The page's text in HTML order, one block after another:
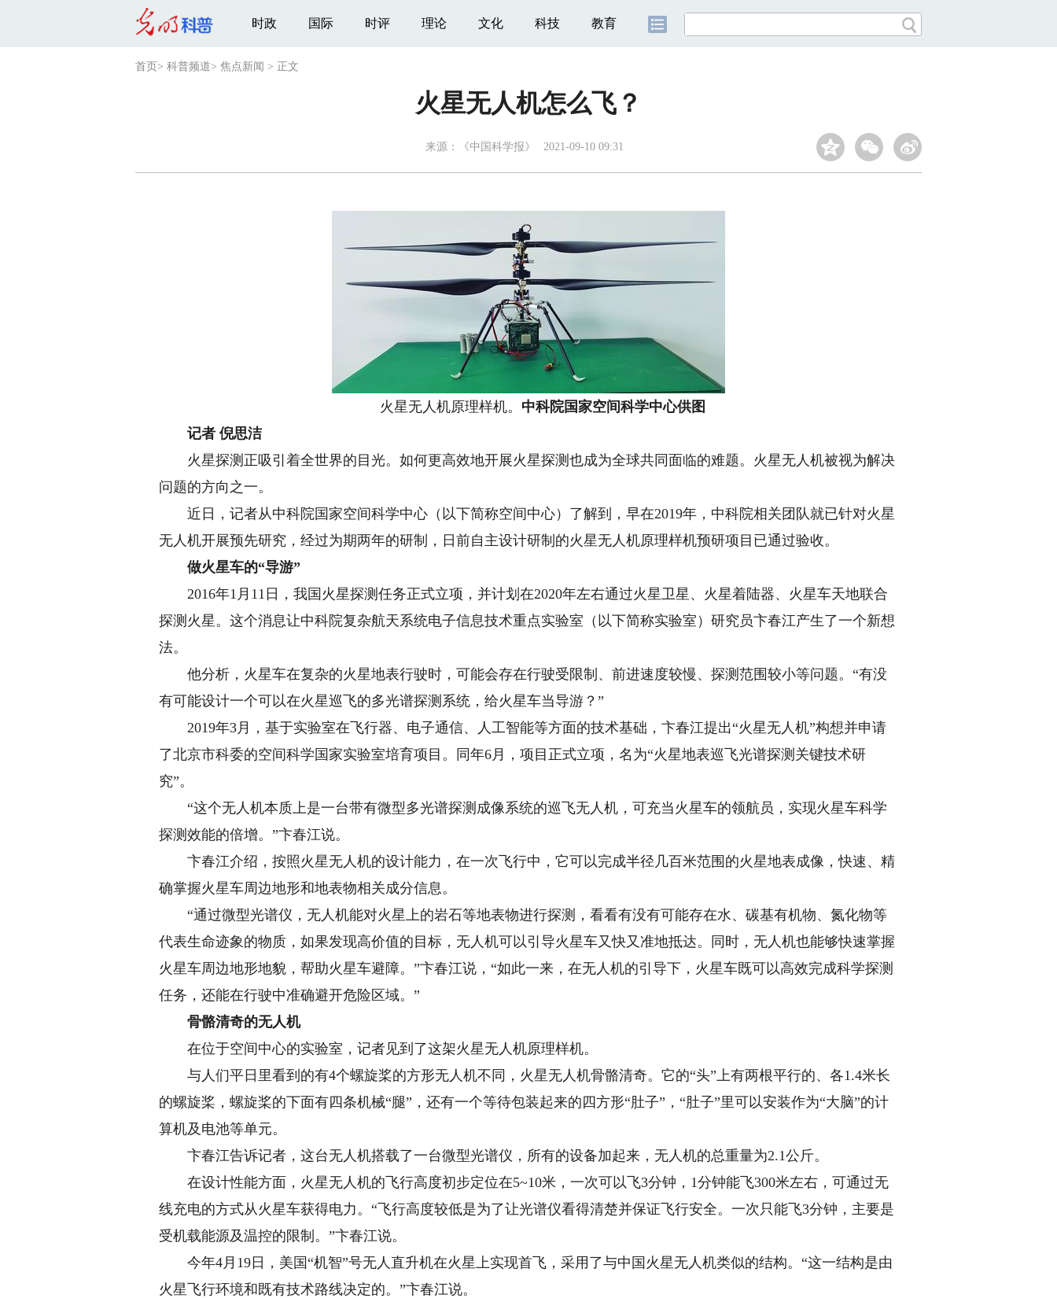
时政 国际 时评 理论 文化 科技 教育
首页 > 科普频道> 焦点新闻 > 正文
火星无人机怎么飞？
来源： 《中国科学报》 2021-09-10 09:31
火星无人机原理样机。 中科院国家空间科学中心供图
记者 倪思洁
火星探测正吸引着全世界的目光。如何更高效地开展火星探测也成为全球共同面临的难题。火星无人机被视为解决
问题的方向之一。
近日，记者从中科院国家空间科学中心（以下简称空间中心）了解到，早在2019年，中科院相关团队就已针对火星
无人机开展预先研究，经过为期两年的研制，日前自主设计研制的火星无人机原理样机预研项目已通过验收。
做火星车的“导游”
2016年1月11日，我国火星探测任务正式立项，并计划在2020年左右通过火星卫星、火星着陆器、火星车天地联合
探测火星。这个消息让中科院复杂航天系统电子信息技术重点实验室（以下简称实验室）研究员卞春江产生了一个新想
法。
他分析，火星车在复杂的火星地表行驶时，可能会存在行驶受限制、前进速度较慢、探测范围较小等问题。“有没
有可能设计一个可以在火星巡飞的多光谱探测系统，给火星车当导游？”
2019年3月，基于实验室在飞行器、电子通信、人工智能等方面的技术基础，卞春江提出“火星无人机”构想并申请
了北京市科委的空间科学国家实验室培育项目。同年6月，项目正式立项，名为“火星地表巡飞光谱探测关键技术研
究”。
“这个无人机本质上是一台带有微型多光谱探测成像系统的巡飞无人机，可充当火星车的领航员，实现火星车科学
探测效能的倍增。”卞春江说。
卞春江介绍，按照火星无人机的设计能力，在一次飞行中，它可以完成半径几百米范围的火星地表成像，快速、精
确掌握火星车周边地形和地表物相关成分信息。
“通过微型光谱仪，无人机能对火星上的岩石等地表物进行探测，看看有没有可能存在水、碳基有机物、氮化物等
代表生命迹象的物质，如果发现高价值的目标，无人机可以引导火星车又快又准地抵达。同时，无人机也能够快速掌握
火星车周边地形地貌，帮助火星车避障。”卞春江说，“如此一来，在无人机的引导下，火星车既可以高效完成科学探测
任务，还能在行驶中准确避开危险区域。”
骨骼清奇的无人机
在位于空间中心的实验室，记者见到了这架火星无人机原理样机。
与人们平日里看到的有4个螺旋桨的方形无人机不同，火星无人机骨骼清奇。它的“头”上有两根平行的、各1.4米长
的螺旋桨，螺旋桨的下面有四条机械“腿”，还有一个等待包装起来的四方形“肚子”，“肚子”里可以安装作为“大脑”的计
算机及电池等单元。
卞春江告诉记者，这台无人机搭载了一台微型光谱仪，所有的设备加起来，无人机的总重量为2.1公斤。
在设计性能方面，火星无人机的飞行高度初步定位在5~10米，一次可以飞3分钟，1分钟能飞300米左右，可通过无
线充电的方式从火星车获得电力。“飞行高度较低是为了让光谱仪看得清楚并保证飞行安全。一次只能飞3分钟，主要是
受机载能源及温控的限制。”卞春江说。
今年4月19日，美国“机智”号无人直升机在火星上实现首飞，采用了与中国火星无人机类似的结构。“这一结构是由
火星飞行环境和既有技术路线决定的。”卞春江说。